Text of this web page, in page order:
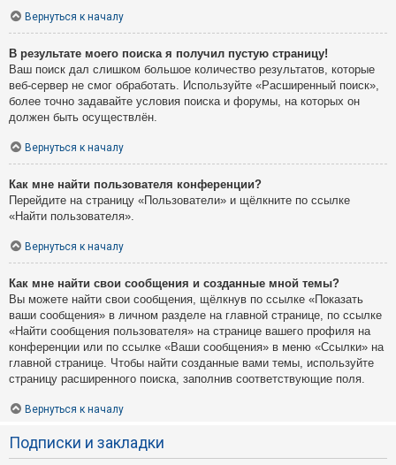
Вернуться к началу
В результате моего поиска я получил пустую страницу!
Ваш поиск дал слишком большое количество результатов, которые
веб-сервер не смог обработать. Используйте «Расширенный поиск»,
более точно задавайте условия поиска и форумы, на которых он
должен быть осуществлён.
Вернуться к началу
Как мне найти пользователя конференции?
Перейдите на страницу «Пользователи» и щёлкните по ссылке
«Найти пользователя».
Вернуться к началу
Как мне найти свои сообщения и созданные мной темы?
Вы можете найти свои сообщения, щёлкнув по ссылке «Показать
ваши сообщения» в личном разделе на главной странице, по ссылке
«Найти сообщения пользователя» на странице вашего профиля на
конференции или по ссылке «Ваши сообщения» в меню «Ссылки» на
главной странице. Чтобы найти созданные вами темы, используйте
страницу расширенного поиска, заполнив соответствующие поля.
Вернуться к началу
Подписки и закладки